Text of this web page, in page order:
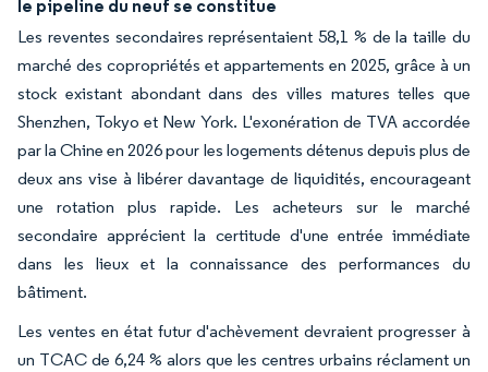
le pipeline du neuf se constitue
Les reventes secondaires représentaient 58,1 % de la taille du
marché des copropriétés et appartements en 2025, grâce à un
stock existant abondant dans des villes matures telles que
Shenzhen, Tokyo et New York. L'exonération de TVA accordée
par la Chine en 2026 pour les logements détenus depuis plus de
deux ans vise à libérer davantage de liquidités, encourageant
une rotation plus rapide. Les acheteurs sur le marché
secondaire apprécient la certitude d'une entrée immédiate
dans les lieux et la connaissance des performances du
bâtiment.
Les ventes en état futur d'achèvement devraient progresser à
un TCAC de 6,24 % alors que les centres urbains réclament un